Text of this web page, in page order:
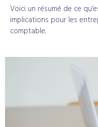
Voici un résumé de ce
implications pour les
comptable.